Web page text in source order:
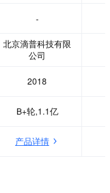
助企业建立统一治
理、流批一体、湖
仓一体的云原生数
海量数据实时分
数字化转型的核心
务产品，以云原生
-
北京滴普科技有限
公司
2018
B+轮,1.1亿
产品详情